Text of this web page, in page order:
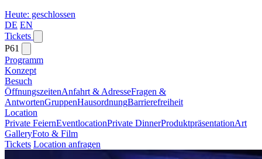
Heute: geschlossen
DE EN
Tickets
P61
Programm
Konzept
Besuch
ÖffnungszeitenAnfahrt & AdresseFragen &
AntwortenGruppenHausordnungBarrierefreiheit
Location
Private FeiernEventlocationPrivate DinnerProduktpräsentationArt
GalleryFoto & Film
Tickets Location anfragen